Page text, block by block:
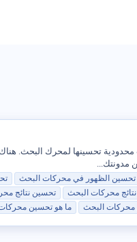
تحسين الظهور في محركات البحث
نتائج محركات البحث تحسين نتائج
محركات البحث ما هو تحسين